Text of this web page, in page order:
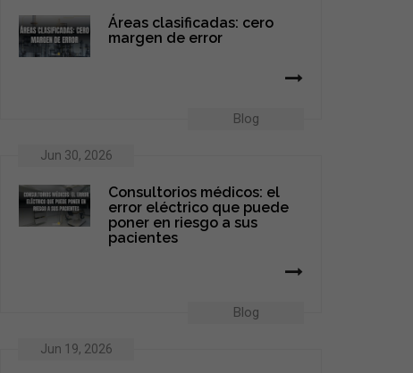
Blog
Áreas clasificadas: cero
margen de error
Jun 30, 2026
Blog
Consultorios médicos: el
error eléctrico que puede
poner en riesgo a sus
pacientes
Jun 19, 2026